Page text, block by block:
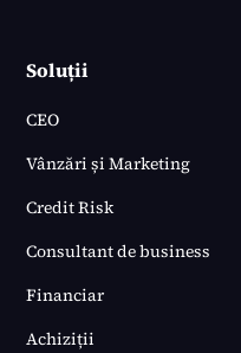
Soluții
CEO
Vânzări și Marketing
Credit Risk
Consultant de business
Financiar
Achiziții